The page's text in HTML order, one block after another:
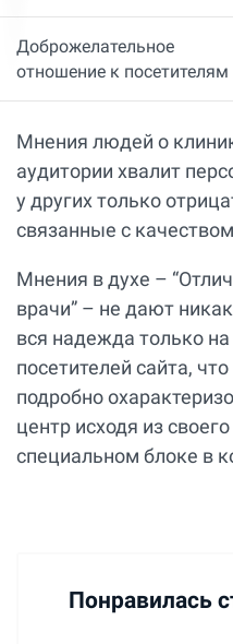
Доброжелательное
отношение к посетителям
Мнения людей о
аудитории хвалит
у других только
связанные с
Мнения в духе –
врачи” – не дают
вся надежда только на
посетителей сайта,
подробно
центр исходя из
специальном блоке в
Понравилась